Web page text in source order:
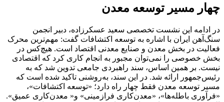
چهار مسیر توسعه معدن
در ادامه این نشست تخصصی سعید عسکرزاده، دبیر انجمن
سنگ‌آهن ایران با اشاره به توسعه اکتشافات گفت: مهم‌ترین محرک
فعالیت در بخش معدن و صنایع معدنی اقتصاد است. هیچ‌کس در
بخش خصوصی را نمی‌توان مجبور به انجام کاری کرد که اقتصادی
نیست. بر همین اساس، سند راهبردی جامعی تدوین شد که به
رئیس‌جمهور ارائه شد. در این سند، به‌روشنی تاکید شده است که
مسیر توسعه معدن فقط چهار راه دارد؛ «توسعه اکتشافات»،
«فرآوری باطله‌ها»، «معدن‌کاری فرازمینی» و« معدن‌کاری عمیق».